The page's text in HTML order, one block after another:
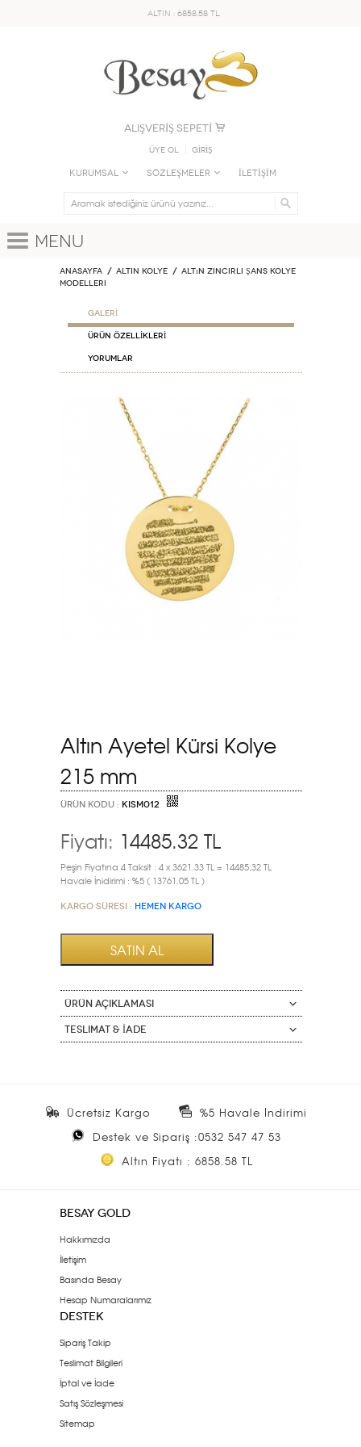
ALTIN : 6858.58 TL
ALIŞVERİŞ SEPETİ
Üye Ol GİRİŞ
KURUMSAL SÖZLEŞMELER İLETİŞİM
Menu
Anasayfa ALTIN KOLYE
Altın Zincirli Şans Kolye
Modelleri
GALERİ
ÜRÜN ÖZELLİKLERİ
Yorumlar
Altın Ayetel Kürsi Kolye
215 mm
ÜRÜN KODU : KISM012
Fiyatı: 14485.32 TL
Peşin Fiyatına 4 Taksit : 4 x 3621.33 TL = 14485,32 TL
Havale İnidirimi : %5 ( 13761.05 TL )
Kargo Süresi : HEMEN KARGO
ÜRÜN AÇIKLAMASI
Teslimat & İade
Ücretsiz Kargo
%5 Havale İndirimi
Destek ve Sipariş :0532 547 47 53
Altın Fiyatı : 6858.58 TL
BESAY GOLD
Hakkımızda
İletişim
Basında Besay
Hesap Numaralarımız
DESTEK
Sipariş Takip
Teslimat Bilgileri
İptal ve İade
Satış Sözleşmesi
Sitemap